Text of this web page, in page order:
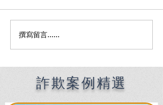
何時該找刑事律師完整指
南：偵查到審判階段，4大
撰寫留言......
詐欺案例精選